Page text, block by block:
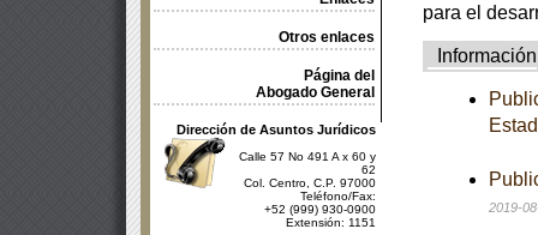
Otros enlaces
Página del
Abogado General
Dirección de Asuntos Jurídicos
Calle 57 No 491 A x 60 y
62
Col. Centro, C.P. 97000
Teléfono/Fax:
+52 (999) 930-0900
Extensión: 1151
para el
Información
2019-